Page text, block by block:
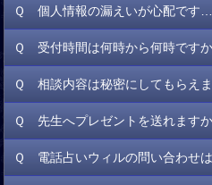
will.jp】からのメールを受信できる
Ｑ 個人情報の漏えいが心配です…
Ａ
お客様の個人情報に関しまし
本サービスの利用に関する目的以
いませんので、ご安心ください。
また、漏洩防止の為のセキュリテ
Ｑ 受付時間は何時から何時です
Ａ お問い合わせは11:00-21:00と
Ｑ 相談内容は秘密にしてもらえ
Ａ
お客様がご相談された内容等
ので、その他第三者に伝わる事は
Ｑ 先生へプレゼントを送れます
Ａ
誠に申し訳御座いませんが、
一切お受けしておりません。
Ｑ 電話占いウィルの問い合わせ